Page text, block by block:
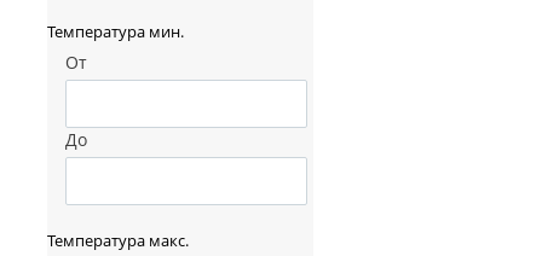
Температура мин.
От
До
Температура макс.